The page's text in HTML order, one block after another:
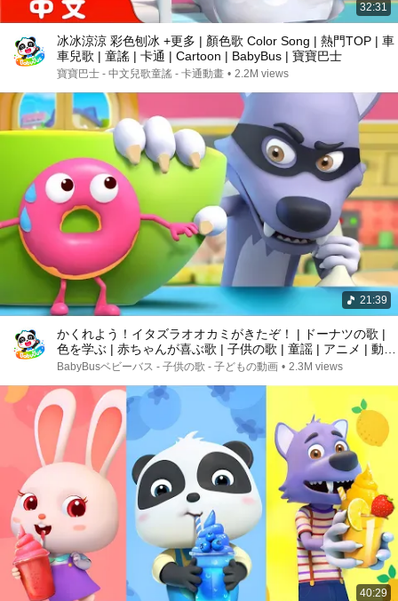
32:31
冰冰涼涼 彩色刨冰 +更多 | 顏色歌 Color Song | 熱門TOP | 車
車兒歌 | 童謠 | 卡通 | Cartoon | BabyBus | 寶寶巴士
寶寶巴士 - 中文兒歌童謠 - 卡通動畫 • 2.2M views
21:39
かくれよう！イタズラオオカミがきたぞ！ | ドーナツの歌 |
色を学ぶ | 赤ちゃんが喜ぶ歌 | 子供の歌 | 童謡 | アニメ | 動画
| ベビーバス| BabyBus
BabyBusベビーバス - 子供の歌 - 子どもの動画 • 2.3M views
40:29